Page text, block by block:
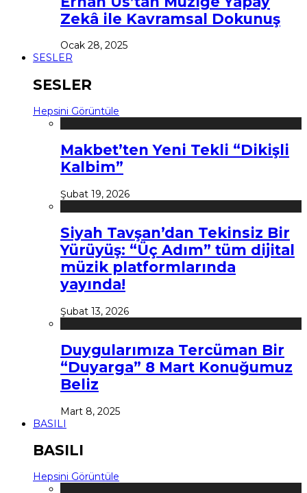
Zekâ ile Kavramsal Dokunuş
Ocak 28, 2025
SESLER
SESLER
Hepsini Görüntüle
Makbet’ten Yeni Tekli “Dikişli
Kalbim”
Şubat 19, 2026
Siyah Tavşan’dan Tekinsiz Bir
Yürüyüş: “Üç Adım” tüm dijital
müzik platformlarında
yayında!
Şubat 13, 2026
Duygularımıza Tercüman Bir
“Duyarga” 8 Mart Konuğumuz
Beliz
Mart 8, 2025
BASILI
BASILI
Hepsini Görüntüle